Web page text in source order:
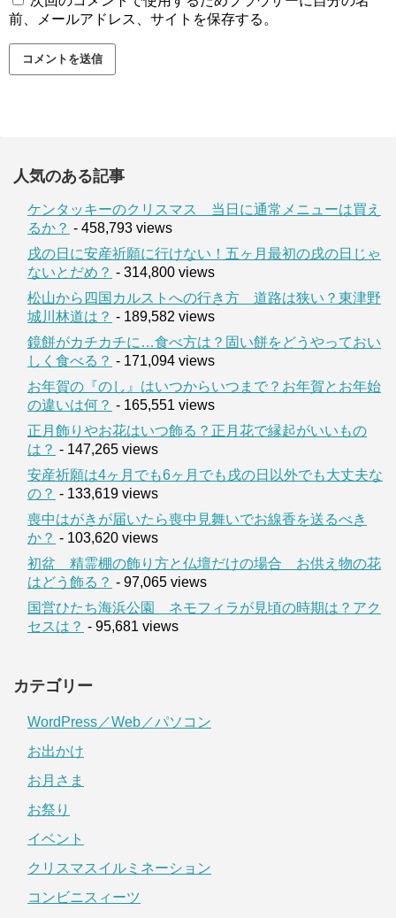
前、メールアドレス、サイトを保存する。
人気のある記事
ケンタッキーのクリスマス 当日に通常メニューは買え
るか？ - 458,793 views
戌の日に安産祈願に行けない！五ヶ月最初の戌の日じゃ
ないとだめ？ - 314,800 views
松山から四国カルストへの行き方 道路は狭い？東津野
城川林道は？ - 189,582 views
鏡餅がカチカチに…食べ方は？固い餅をどうやっておい
しく食べる？ - 171,094 views
お年賀の『のし』はいつからいつまで？お年賀とお年始
の違いは何？ - 165,551 views
正月飾りやお花はいつ飾る？正月花で縁起がいいもの
は？ - 147,265 views
安産祈願は4ヶ月でも6ヶ月でも戌の日以外でも大丈夫な
の？ - 133,619 views
喪中はがきが届いたら喪中見舞いでお線香を送るべき
か？ - 103,620 views
初盆 精霊棚の飾り方と仏壇だけの場合 お供え物の花
はどう飾る？ - 97,065 views
国営ひたち海浜公園 ネモフィラが見頃の時期は？アク
セスは？ - 95,681 views
カテゴリー
WordPress／Web／パソコン
お出かけ
お月さま
お祭り
イベント
クリスマスイルミネーション
コンビニスィーツ